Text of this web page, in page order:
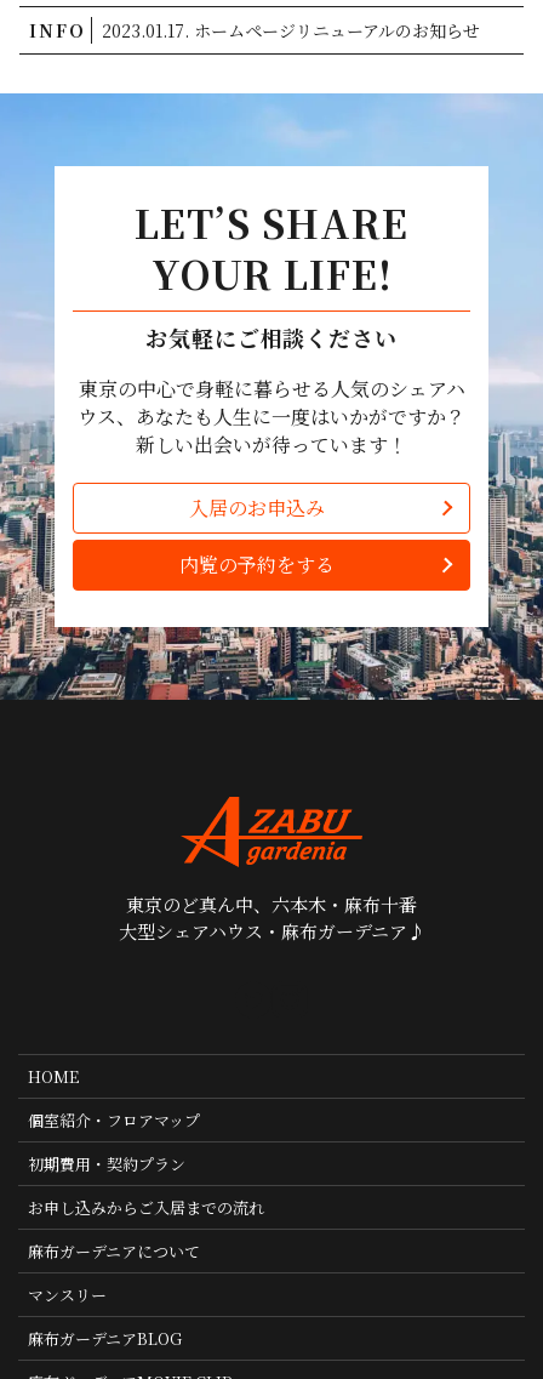
INFO 2023.01.17. ホームページリニューアルのお知らせ
LET’S SHARE
YOUR LIFE!
お気軽にご相談ください
東京の中心で身軽に暮らせる人気のシェアハ
ウス、あなたも人生に一度はいかがですか？
新しい出会いが待っています！
入居のお申込み
内覧の予約をする
東京のど真ん中、六本木・麻布十番
大型シェアハウス・麻布ガーデニア♪
HOME
個室紹介・フロアマップ
初期費用・契約プラン
お申し込みからご入居までの流れ
麻布ガーデニアについて
マンスリー
麻布ガーデニアBLOG